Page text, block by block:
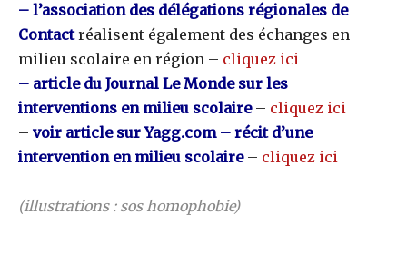
– l’association des délégations régionales de
Contactréalisent également des échanges en
milieu scolaire en région – cliquez ici
– article du Journal Le Monde sur les
interventions en milieu scolaire– cliquez ici
– voir article sur Yagg.com – récit d’une
intervention en milieu scolaire– cliquez ici
(illustrations : sos homophobie)